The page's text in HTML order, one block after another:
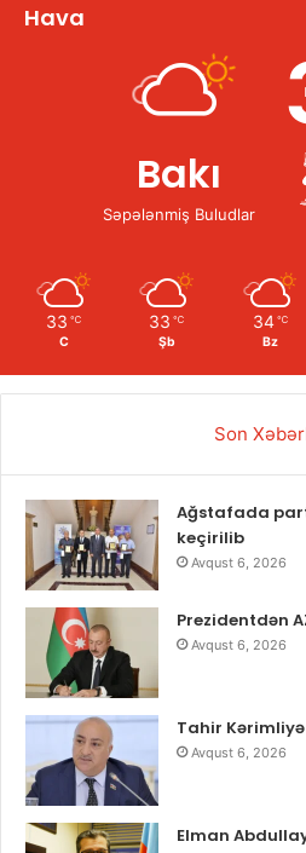
Hava
Bakı
Səpələnmiş Buludlar
33 ℃
C
33 ℃
Şb
34 ℃
Bz
Son
Ağstafada
keçirilib
Avqust 6, 2026
Prezidentdən
Avqust 6, 2026
Tahir
Avqust 6, 2026
Elman